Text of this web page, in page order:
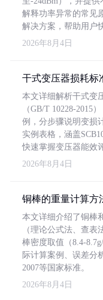
解释功率异常的常见
解决方案，帮助用户
2026年8月4日
干式变压器损耗标
本文详细解析干式变
（GB/T 10228-2015
例，分步骤说明变损
实例表格，涵盖
快速掌握变压器能效
2026年8月4日
铜棒的重量计算方
本文详细介绍了铜棒
（理论公式法、查
棒密度取值（8.4-
际计算案例、误差分
2007等国家标准。
2026年8月4日